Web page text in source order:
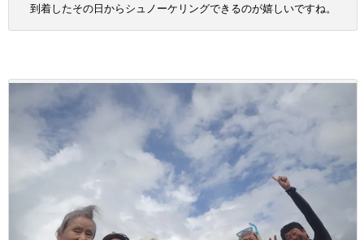
到着したその日からシュノーケリングできるのが嬉しいですね。